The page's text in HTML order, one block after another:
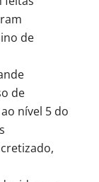
de
de
nível 5 do